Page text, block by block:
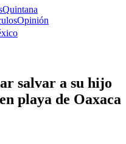
Quintana
Opinión
salvar a su hijo
playa de Oaxaca